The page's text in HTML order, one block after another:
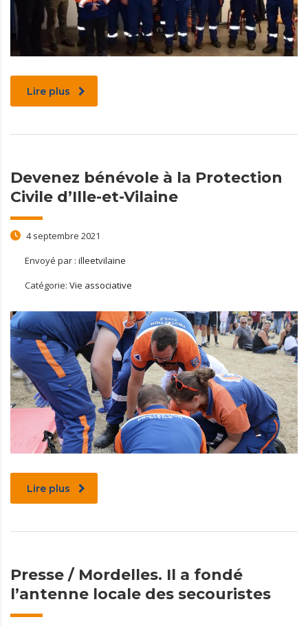
Lire plus
Devenez bénévole à la Protection
Civile d’Ille-et-Vilaine
4 septembre 2021
Envoyé par : illeetvilaine
Catégorie: Vie associative
Lire plus
Presse / Mordelles. Il a fondé
l’antenne locale des secouristes